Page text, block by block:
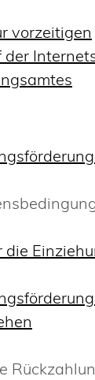
vorzeitigen
der
die